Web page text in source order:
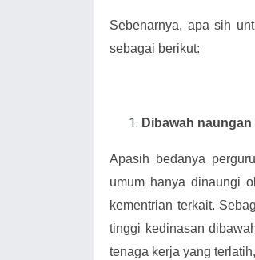
Sebenarnya, apa sih
sebagai berikut:
Dibawah
Apasih bedanya
umum hanya dinaungi
kementrian terkait.
tinggi kedinasan
tenaga kerja yang